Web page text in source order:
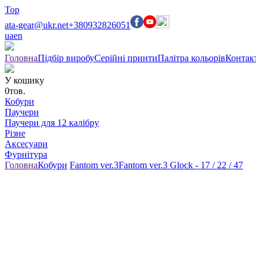
Top
ata-gear@ukr.net+380932826051
uaen
ГоловнаПідбір виробуСерійні принтиПалітра кольорів
У кошику
0тов.
Кобури
Паучери
Паучери для 12 калібру
Різне
Аксесуари
Фурнітура
ГоловнаКобури Fantom ver.3Fantom ver.3 Glock - 17 / 22 / 47